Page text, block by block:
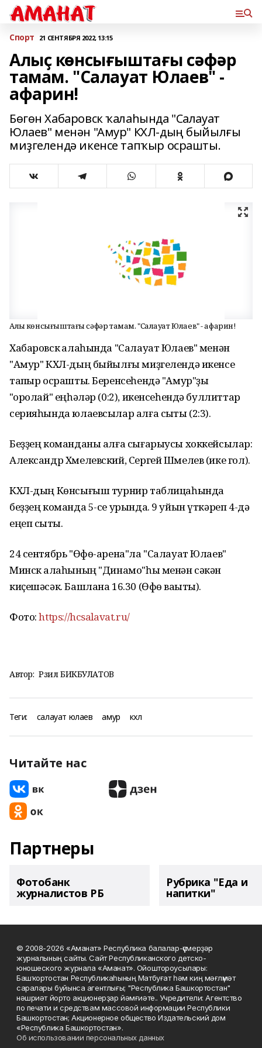
Спорт 21 СЕНТЯБРЯ 2022, 13:15
Алыҫ көнсығыштағы сәфәр
тамам. "Салауат Юлаев" -
афарин!
Бөгөн Хабаровск ҡалаһында "Салауат
Юлаев" менән "Амур" КХЛ-дың быйылғы
миҙгелендә икенсе тапҡыр осрашты.
Алыҫ көнсығыштағы сәфәр тамам. "Салауат Юлаев" - афарин!
Хабаровск ҡалаһында "Салауат Юлаев" менән
"Амур" КХЛ-дың быйылғы миҙгелендә икенсе
тапҡыр осрашты. Беренсеһендә "Амур"ҙы
"ҡоролай" еңһәләр (0:2), икенсеһендә буллиттар
серияһында юлаевсылар алға сыҡты (2:3).
Беҙҙең команданы алға сығарыусы хоккейсылар:
Александр Хмелевский, Сергей Шмелев (ике гол).
КХЛ-дың Көнсығыш турнир таблицаһында
беҙҙең команда 5-се урында. 9 уйын үткәреп 4-дә
еңеп сыҡты.
24 сентябрь "Өфө-арена"ла "Салауат Юлаев"
Минск ҡалаһының "Динамо"һы менән сәкән
киҫешәсәк. Башлана 16.30 (Өфө ваҡыты).
Фото:https://hcsalavat.ru/
Автор: Рәзил БИКБУЛАТОВ
Теги: салауат юлаев амур кхл
Читайте нас
Партнеры
Фотобанк
журналистов РБ
Рубрика "Еда и
напитки"
© 2008-2026 «Аманат» Республика балалар-үҫмерҙәр
журналының сайты. Сайт Республиканского детско-
юношеского журнала «Аманат». Ойоштороусылары:
Башҡортостан Республикаһының Матбуғат һәм киң мәғлүмәт
саралары буйынса агентлығы; "Республика Башкортостан"
нәшриәт йорто акционерҙар йәмғиәте.. Учредители: Агентство
по печати и средствам массовой информации Республики
Башкортостан; Акционерное общество Издательский дом
«Республика Башкортостан».
Об использовании персональных данных